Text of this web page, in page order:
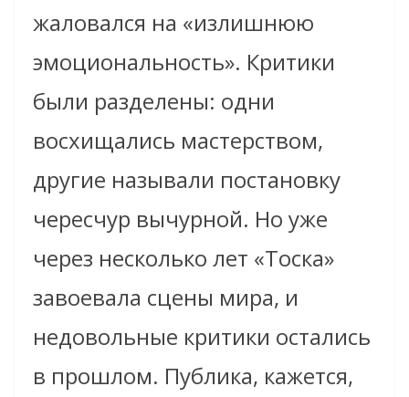
жаловался на «излишнюю
эмоциональность». Критики
были разделены: одни
восхищались мастерством,
другие называли постановку
чересчур вычурной. Но уже
через несколько лет «Тоска»
завоевала сцены мира, и
недовольные критики остались
в прошлом. Публика, кажется,